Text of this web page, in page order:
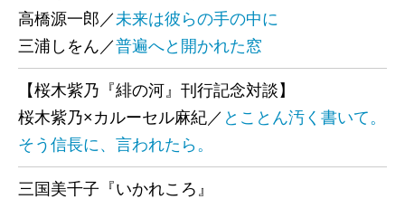
高橋源一郎／未来は彼らの手の中に
三浦しをん／普遍へと開かれた窓
【桜木紫乃『緋の河』刊行記念対談】
桜木紫乃×カルーセル麻紀／ とことん汚く書いて。
そう信長に、言われたら。
三国美千子『いかれころ』